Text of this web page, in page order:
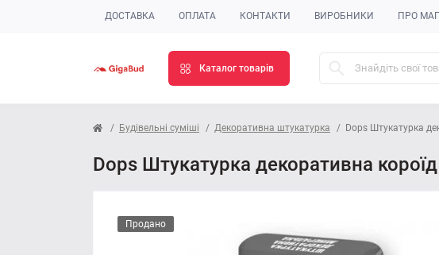
ДОСТАВКА ОПЛАТА КОНТАКТИ ВИРОБНИКИ ПРО
Каталог товарів
Будівельні суміші Декоративна штукатурка Dops Штукатурка
Dops Штукатурка декоративна
Продано